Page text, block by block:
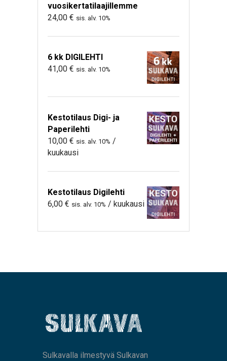
vuosikertatilaajillemme
24,00 € sis. alv. 10%
6 kk DIGILEHTI
41,00 € sis. alv. 10%
Kestotilaus Digi- ja
Paperilehti
10,00 € sis. alv. 10% /
kuukausi
Kestotilaus Digilehti
6,00 € sis. alv. 10% / kuukausi
Sulkavalla ilmestyvä Sulkavan